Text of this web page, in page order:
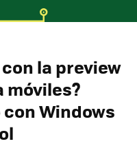
la preview
móviles?
Windows